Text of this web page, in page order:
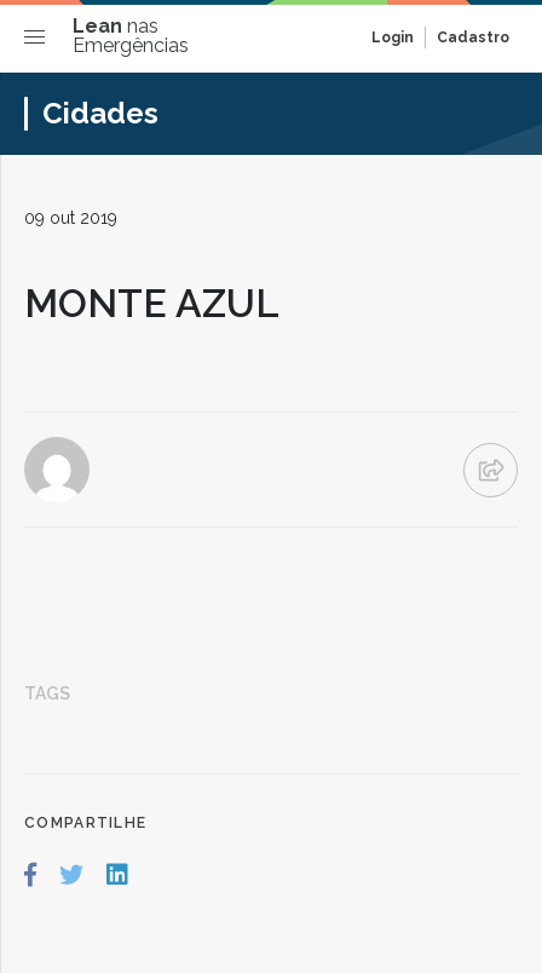
Lean nas
Emergências
Login Cadastro
Cidades
09 out 2019
MONTE AZUL
TAGS
COMPARTILHE